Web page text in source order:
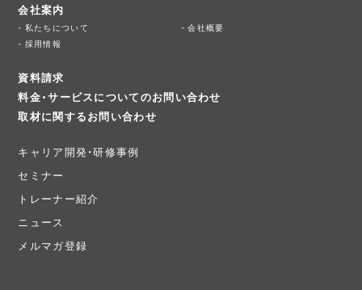
会社案内
私たちについて
会社概要
採用情報
資料請求
料金・サービスについてのお問い合わせ
取材に関するお問い合わせ
キャリア開発・研修事例
セミナー
トレーナー紹介
ニュース
メルマガ登録